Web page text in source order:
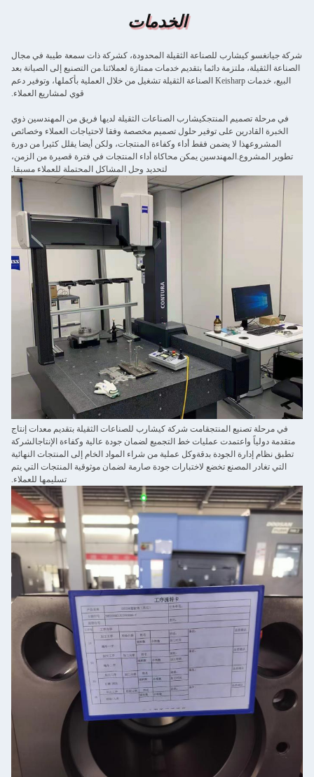
الخدمات
شركة جيانغسو كيشارب للصناعة الثقيلة المحدودة، كشركة ذات سمعة طيبة في مجال
الصناعة الثقيلة، ملتزمة دائما بتقديم خدمات ممتازة لعملائنا.من التصنيع إلى الصيانة بعد
البيع، خدمات Keisharp الصناعة الثقيلة تشغيل من خلال العملية بأكملها، وتوفير دعم
قوي لمشاريع العملاء.
في مرحلة تصميم المنتجكيشارب الصناعات الثقيلة لديها فريق من المهندسين ذوي
الخبرة القادرين على توفير حلول تصميم مخصصة وفقا لاحتياجات العملاء وخصائص
المشروعهذا لا يضمن فقط أداء وكفاءة المنتجات، ولكن أيضا يقلل كثيرا من دورة
تطوير المشروع.المهندسين يمكن محاكاة أداء المنتجات في فترة قصيرة من الزمن،
لتحديد وحل المشاكل المحتملة للعملاء مسبقا.
في مرحلة تصنيع المنتجقامت شركة كيشارب للصناعات الثقيلة بتقديم معدات إنتاج
متقدمة دولياً واعتمدت عمليات خط التجميع لضمان جودة عالية وكفاءة الإنتاجالشركة
تطبق نظام إدارة الجودة بدقةوكل عملية من شراء المواد الخام إلى المنتجات النهائية
التي تغادر المصنع تخضع لاختبارات جودة صارمة لضمان موثوقية المنتجات التي يتم
تسليمها للعملاء.